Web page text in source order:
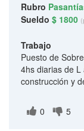
Rubro
Sueldo $ 1800
Trabajo
Puesto de
4hs diarias de
construcción y
0 5